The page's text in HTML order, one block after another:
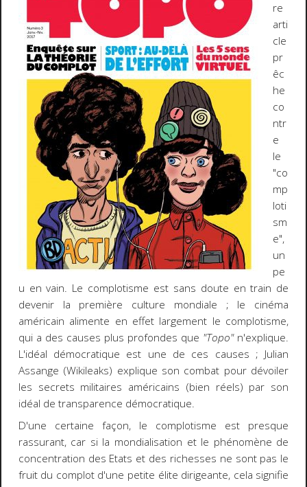
re
arti
cle
pr
êc
he
co
ntr
e
le
"co
mp
loti
sm
e",
un
pe
u en vain. Le complotisme est sans doute en train de
devenir la première culture mondiale ; le cinéma
américain alimente en effet largement le complotisme,
qui a des causes plus profondes que "Topo"n'explique.
L'idéal démocratique est une de ces causes ; Julian
Assange (Wikileaks) explique son combat pour dévoiler
les secrets militaires américains (bien réels) par son
idéal de transparence démocratique.
D'une certaine façon, le complotisme est presque
rassurant, car si la mondialisation et le phénomène de
concentration des Etats et des richesses ne sont pas le
fruit du complot d'une petite élite dirigeante, cela signifie